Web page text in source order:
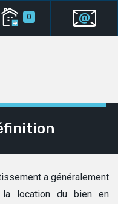
0
a généralement
location du bien en